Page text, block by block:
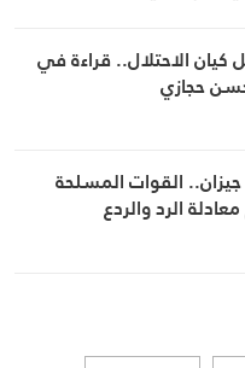
كيان الاحتلال.. قراءة في
حجازي
القوات المسلحة
الرد والردع